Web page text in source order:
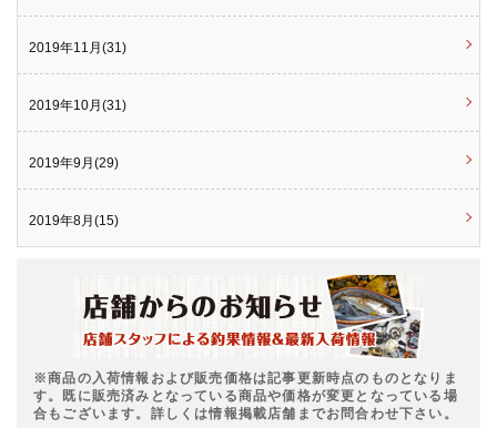
2019年11月(31)
2019年10月(31)
2019年9月(29)
2019年8月(15)
※商品の入荷情報および販売価格は記事更新時点のものとなりま
す。既に販売済みとなっている商品や価格が変更となっている場
合もございます。詳しくは情報掲載店舗までお問合わせ下さい。